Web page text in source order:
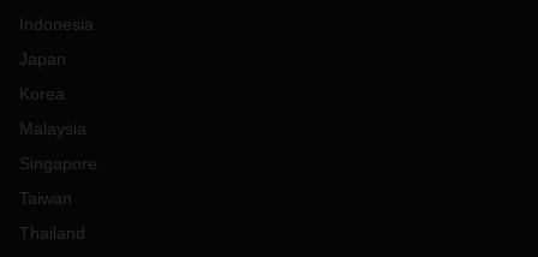
Indonesia
Japan
Korea
Malaysia
Singapore
Taiwan
Thailand